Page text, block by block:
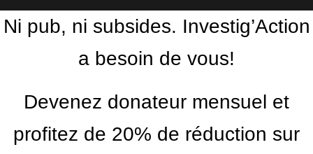
Ni pub, ni subsides. Investig’Action
a besoin de vous!
Devenez donateur mensuel et
profitez de 20% de réduction sur